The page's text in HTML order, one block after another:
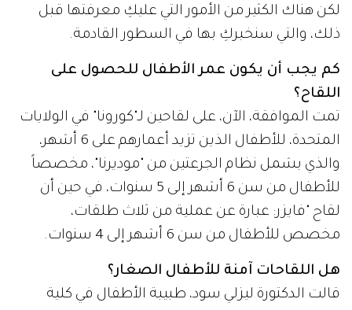
لكن هناك الكثير من الأمور التي عليكِ معرفتها قبل
ذلك، والتي سنخبركِ بها في السطور القادمة.
كم يجب أن يكون عمر الأطفال للحصول على
اللقاح؟
تمت الموافقة، الآن، على لقاحين لـ"كورونا" في الولايات
المتحدة، للأطفال الذين تزيد أعمارهم على 6 أشهر،
والذي بشمل نظام الجرعتين من "موديرنا"، مخصصاً
للأطفال من سن 6 أشهر إلى 5 سنوات، في حين أن
لقاح "فايزر: عبارة عن عملية من ثلاث طلقات،
مخصص للأطفال من سن 6 أشهر إلى 4 سنوات.
هل اللقاحات آمنة للأطفال الصغار؟
قالت الدكتورة ليزلي سود، طبيبة الأطفال في كلية